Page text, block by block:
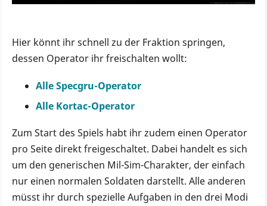
Hier könnt ihr schnell zu der Fraktion springen,
dessen Operator ihr freischalten wollt:
Alle Specgru-Operator
Alle Kortac-Operator
Zum Start des Spiels habt ihr zudem einen Operator
pro Seite direkt freigeschaltet. Dabei handelt es sich
um den generischen Mil-Sim-Charakter, der einfach
nur einen normalen Soldaten darstellt. Alle anderen
müsst ihr durch spezielle Aufgaben in den drei Modi